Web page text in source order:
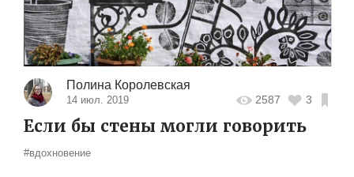
Полина Королевская
14 июл. 2019 2587 3
Если бы стены могли говорить
#вдохновение